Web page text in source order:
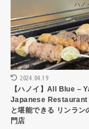
ハノ
2024.04.19
【ハノイ】All Blue –
Japanese Restaurant
と堪能できる リンラン
門店